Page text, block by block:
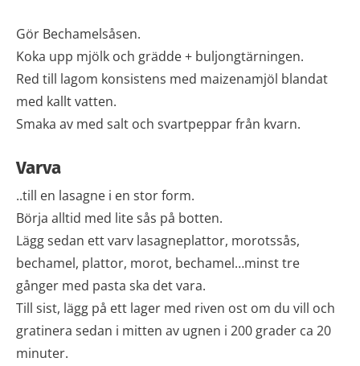
Gör Bechamelsåsen.
Koka upp mjölk och grädde + buljongtärningen.
Red till lagom konsistens med maizenamjöl blandat
med kallt vatten.
Smaka av med salt och svartpeppar från kvarn.
Varva
..till en lasagne i en stor form.
Börja alltid med lite sås på botten.
Lägg sedan ett varv lasagneplattor, morotssås,
bechamel, plattor, morot, bechamel…minst tre
gånger med pasta ska det vara.
Till sist, lägg på ett lager med riven ost om du vill och
gratinera sedan i mitten av ugnen i 200 grader ca 20
minuter.